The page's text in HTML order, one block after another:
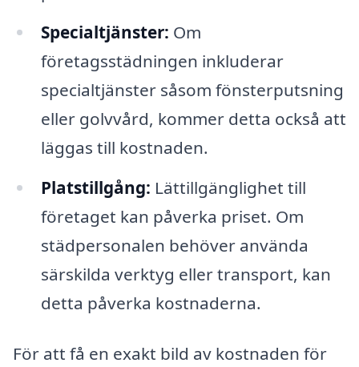
Specialtjänster: Om
företagsstädningen inkluderar
specialtjänster såsom fönsterputsning
eller golvvård, kommer detta också att
läggas till kostnaden.
Platstillgång: Lättillgänglighet till
företaget kan påverka priset. Om
städpersonalen behöver använda
särskilda verktyg eller transport, kan
detta påverka kostnaderna.
För att få en exakt bild av kostnaden för